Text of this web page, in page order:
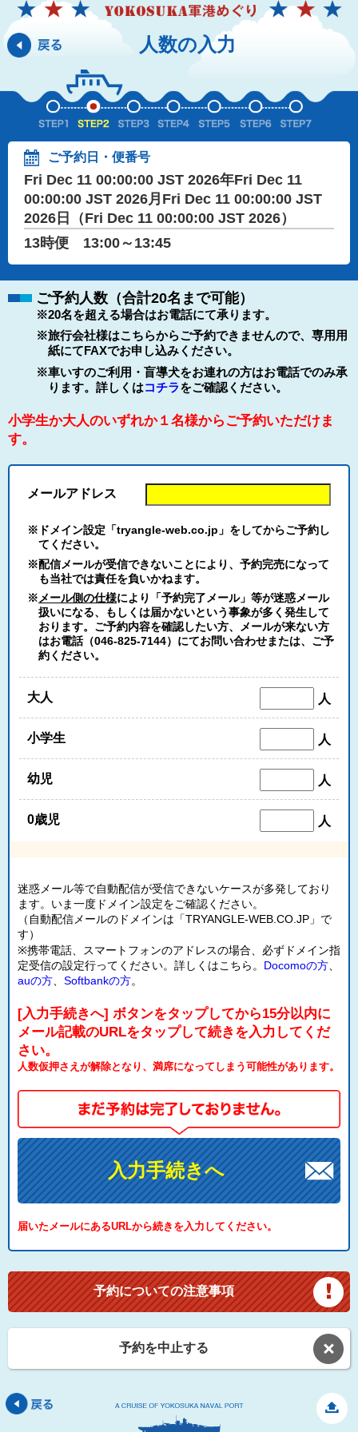
人数の入力
ご予約日・便番号
Fri Dec 11 00:00:00 JST 2026年Fri Dec 11
00:00:00 JST 2026月Fri Dec 11 00:00:00 JST
2026日（Fri Dec 11 00:00:00 JST 2026）
13時便 13:00～13:45
ご予約人数（合計20名まで可能）
※20名を超える場合はお電話にて承ります。
※旅行会社様はこちらからご予約できませんので、専用用
紙にてFAXでお申し込みください。
※車いすのご利用・盲導犬をお連れの方はお電話でのみ承
ります。詳しくはコチラをご確認ください。
小学生か大人のいずれか１名様からご予約いただけま
す。
メールアドレス
※ドメイン設定「tryangle-web.co.jp」をしてからご予約し
てください。
※配信メールが受信できないことにより、予約完売になって
も当社では責任を負いかねます。
※メール側の仕様により「予約完了メール」等が迷惑メール
扱いになる、もしくは届かないという事象が多く発生して
おります。ご予約内容を確認したい方、メールが来ない方
はお電話（046-825-7144）にてお問い合わせまたは、ご予
約ください。
大人 人
小学生 人
幼児 人
0歳児 人
迷惑メール等で自動配信が受信できないケースが多発しており
ます。いま一度ドメイン設定をご確認ください。
（自動配信メールのドメインは「TRYANGLE-WEB.CO.JP」で
す）
※携帯電話、スマートフォンのアドレスの場合、必ずドメイン指
定受信の設定行ってください。詳しくはこちら。 Docomoの方
auの方
Softbankの方。
[入力手続きへ] ボタンをタップしてから15分以内に
メール記載のURLをタップして続きを入力してくだ
さい。
人数仮押さえが解除となり、満席になってしまう可能性があります。
入力手続きへ
届いたメールにあるURLから続きを入力してください。
予約についての注意事項
予約を中止する